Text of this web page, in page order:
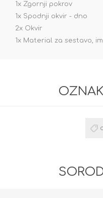
1x Zgornji pokrov
1x Spodnji okvir - dno
2x Okvir
1x Material za sestavo,